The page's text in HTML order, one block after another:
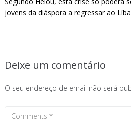
jovens da diáspora a regressar ao
Deixe um comentário
O seu endereço de email não será